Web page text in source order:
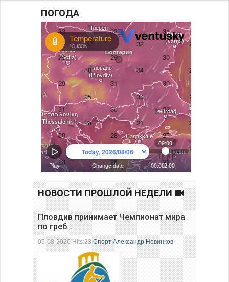
ПОГОДА
НОВОСТИ ПРОШЛОЙ НЕДЕЛИ
Пловдив принимает Чемпионат мира
по греб…
05-08-2026 Hits:23Спорт Александр Новинков